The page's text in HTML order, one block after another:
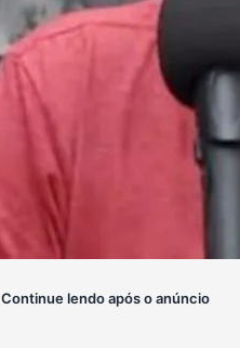
Continue lendo após o anúncio